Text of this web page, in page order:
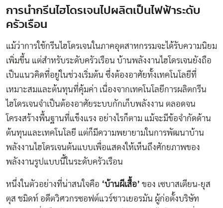
การนำกรีนไฮโดรเจนไปผลิตเป็นไฟฟ้าระดับ
ครัวเรือน
แม้ว่าการใช้กรีนไฮโดรเจนในภาคอุตสาหกรรมจะได้รับความนิยม
เพิ่มขึ้น แต่สำหรับระดับครัวเรือน บ้านพลังงานไฮโดรเจนยังถือ
เป็นแนวคิดที่อยู่ในช่วงเริ่มต้น ซึ่งต้องอาศัยทั้งเทคโนโลยีที่
เหมาะสมและต้นทุนที่คุ้มค่า เนื่องจากเทคโนโลยีการผลิตกรีน
ไฮโดรเจนจำเป็นต้องอาศัยระบบกักเก็บพลังงาน ตลอดจน
โครงสร้างพื้นฐานที่แข็งแรง อย่างไรก็ตาม แม้จะมีข้อจำกัดด้าน
ต้นทุนและเทคโนโลยี แต่ก็มีความพยายามในการพัฒนาบ้าน
พลังงานไฮโดรเจนต้นแบบเพื่อแสดงให้เห็นถึงศักยภาพของ
พลังงานรูปแบบนี้ในระดับครัวเรือน
หนึ่งในตัวอย่างที่น่าสนใจคือ ‘บ้านผีเสื้อ’ ของ เซบาสเตียน-ยุส
ตุส ชมิดท์ อดีตวิศวกรซอฟต์แวร์ชาวเยอรมัน ผู้ก่อตั้งบริษัท